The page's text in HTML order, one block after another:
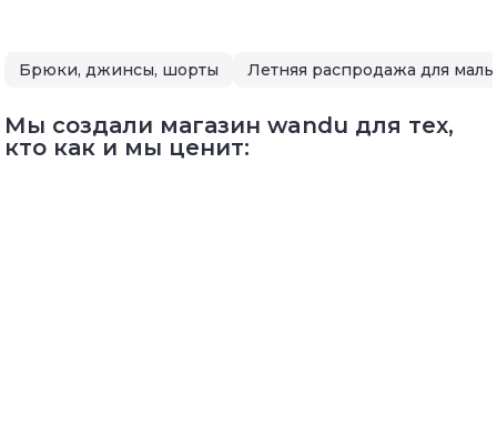
Брюки, джинсы, шорты
Мы создали магазин wandu для тех,
кто как и мы ценит: